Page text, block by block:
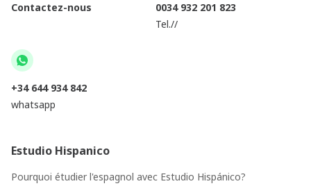
Contactez-nous
0034 932 201 823
Tel.//
+34 644 934 842
whatsapp
Estudio Hispanico
Pourquoi étudier l'espagnol avec Estudio Hispánico?